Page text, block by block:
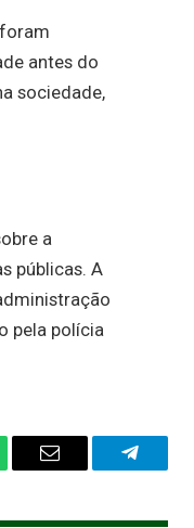
antes do
sociedade,
a
públicas. A
pela polícia
Email Telegram